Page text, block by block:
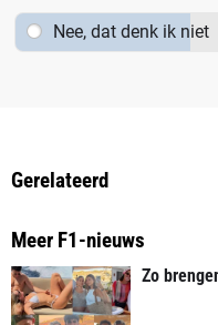
Nee, dat denk ik niet
Gerelateerd
Meer F1-nieuws
Zo